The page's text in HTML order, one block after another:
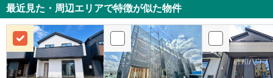
最近見た・周辺エリアで特徴が似た物件